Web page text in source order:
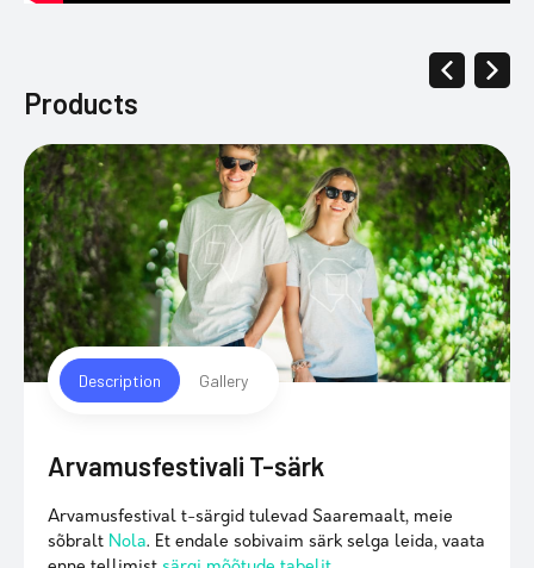
Products
Description Gallery
Arvamusfestivali T-särk
Arvamusfestival t-särgid tulevad Saaremaalt, meie
sõbralt Nola. Et endale sobivaim särk selga leida, vaata